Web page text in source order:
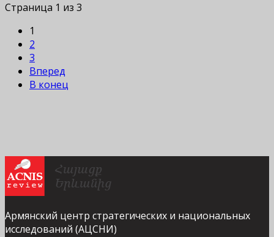
Страница 1 из 3
1
2
3
Вперед
В конец
Армянский центр стратегических и национальных
исследований (АЦСНИ)